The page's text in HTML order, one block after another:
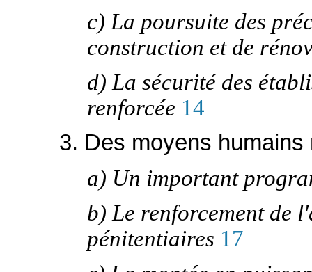
c) La poursuite des
construction et de
d) La sécurité des
renforcée 14
3. Des moyens humains
a) Un important
b) Le renforcement de
pénitentiaires 17